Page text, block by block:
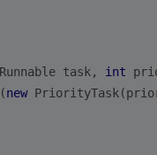
task, int
new